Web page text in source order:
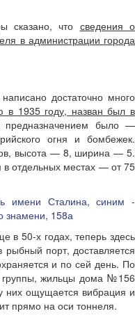
сказано, что сведения о
в администрации города
достаточно много
в 1935 году, назван был в
предназначением было —
огня и бомбежек.
высота — 8, ширина — 5.
в отдельных местах — от 75
в 50-х годах, теперь здесь
рыбный порт, доставляется
и по сей день. По
группы, жильцы дома №156
них ощущается вибрация и
прямо на оси тоннеля.